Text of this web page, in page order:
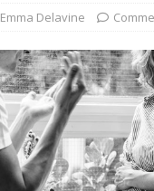
Emma Delavine